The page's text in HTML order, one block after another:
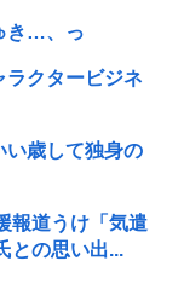
き…、っ
ラクタービジネ
い歳して独身の
報道うけ「気遣
との思い出...